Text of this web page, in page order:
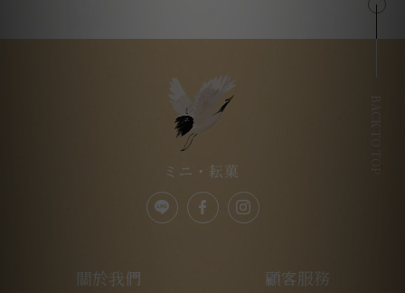
關於我們 顧客服務
BACK TO TOP